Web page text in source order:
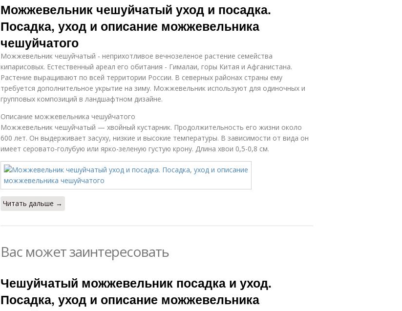
Можжевельник чешуйчатый уход и посадка.
Посадка, уход и описание можжевельника
чешуйчатого
Можжевельник чешуйчатый - неприхотливое вечнозеленое растение семейства
кипарисовых. Естественный ареал его обитания - Гималаи, горы Китая и Афганистана.
Растение выращивают по всей территории России. В северных районах страны ему
требуется дополнительное укрытие на зиму. Можжевельник используют для одиночных и
групповых композиций в ландшафтном дизайне.
Описание можжевельника чешуйчатого
Можжевельник чешуйчатый — хвойный кустарник. Продолжительность его жизни около
600 лет. Он выдерживает засуху, низкие и высокие температуры. В зависимости от вида он
имеет серовато-голубую или ярко-зеленую густую крону. Длина хвои 0,5-0,8 см.
Читать дальше →
Вас может заинтересовать
Чешуйчатый можжевельник посадка и уход.
Посадка, уход и описание можжевельника